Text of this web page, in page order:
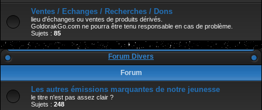
Ventes / Echanges / Recherches / Dons
lieu d'échanges ou ventes de produits dérivés.
GoldorakGo.com ne pourra être tenu responsable en cas de problème.
Sujets : 85
Forum Divers
Forum
Les autres émissions marquantes de notre jeunesse
le titre n'est pas assez clair ?
Sujets : 248